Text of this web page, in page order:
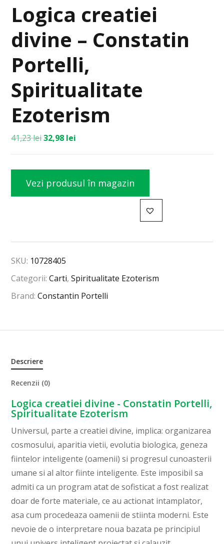
Logica creatiei
divine – Constatin
Portelli,
Spiritualitate
Ezoterism
41,23lei32,98 lei
Vezi produsul în magazin
SKU: 10728405
Categorii:Carti,Spiritualitate Ezoterism
Brand:Constantin Portelli
Descriere
Recenzii (0)
Logica creatiei divine - Constatin Portelli,
Spiritualitate Ezoterism
Universul, parte a creatiei divine, implica: organizarea
cosmosului, aparitia vietii, evolutia biologica, geneza
fiintelor inteligente (oamenii) si progresul cunoasterii
umane si al altor fiinte inteligente. Este imposibil sa
admiti ca un program atat de sofisticat a fost realizat
doar de forte materiale, ce au actionat intamplator,
asa cum procedeaza oamenii de stiinta moderni. Este
nevoie de o interpretare noua bazata pe principiul